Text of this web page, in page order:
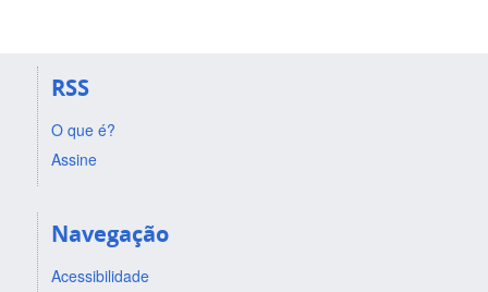
RSS
O que é?
Assine
Navegação
Acessibilidade